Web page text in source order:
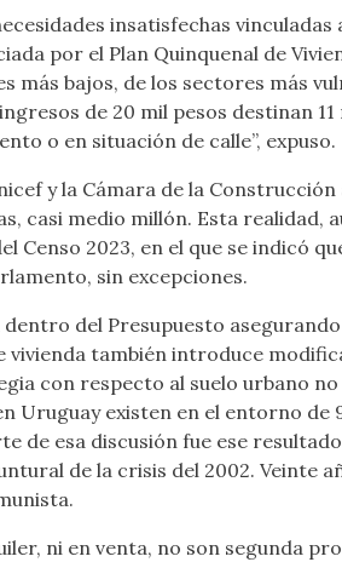
insatisfechas
por el Plan Quinquenal de
más bajos, de los sectores más
de 20 mil pesos destinan
o en situación de calle”, expuso.
y la Cámara de la
casi medio millón. Esta
Censo 2023, en el que se indicó
sin excepciones.
del Presupuesto
también introduce
con respecto al suelo urbano
Uruguay existen en el entorno de
de esa discusión fue ese
de la crisis del 2002. Veinte
ni en venta, no son segunda